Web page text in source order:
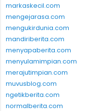
markaskecil.com
mengejarasa.com
mengukirdunia.com
mandiriberita.com
menyapaberita.com
menyulamimpian.com
merajutimpian.com
muvusblog.com
ngetikberita.com
normalberita.com